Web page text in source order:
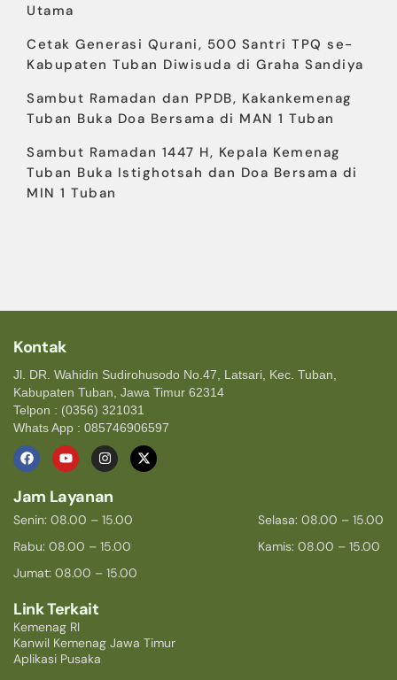
Utama
Cetak Generasi Qurani, 500 Santri TPQ se-
Kabupaten Tuban Diwisuda di Graha Sandiya
Sambut Ramadan dan PPDB, Kakankemenag
Tuban Buka Doa Bersama di MAN 1 Tuban
Sambut Ramadan 1447 H, Kepala Kemenag
Tuban Buka Istighotsah dan Doa Bersama di
MIN 1 Tuban
Kontak
Jl. DR. Wahidin Sudirohusodo No.47, Latsari, Kec. Tuban,
Kabupaten Tuban, Jawa Timur 62314
Telpon : (0356) 321031
Whats App : 085746906597
Jam Layanan
Senin: 08.00 – 15.00
Rabu: 08.00 – 15.00
Jumat: 08.00 – 15.00
Selasa: 08.00 – 15.00
Kamis: 08.00 – 15.00
Link Terkait
Kemenag RI
Kanwil Kemenag Jawa Timur
Aplikasi Pusaka